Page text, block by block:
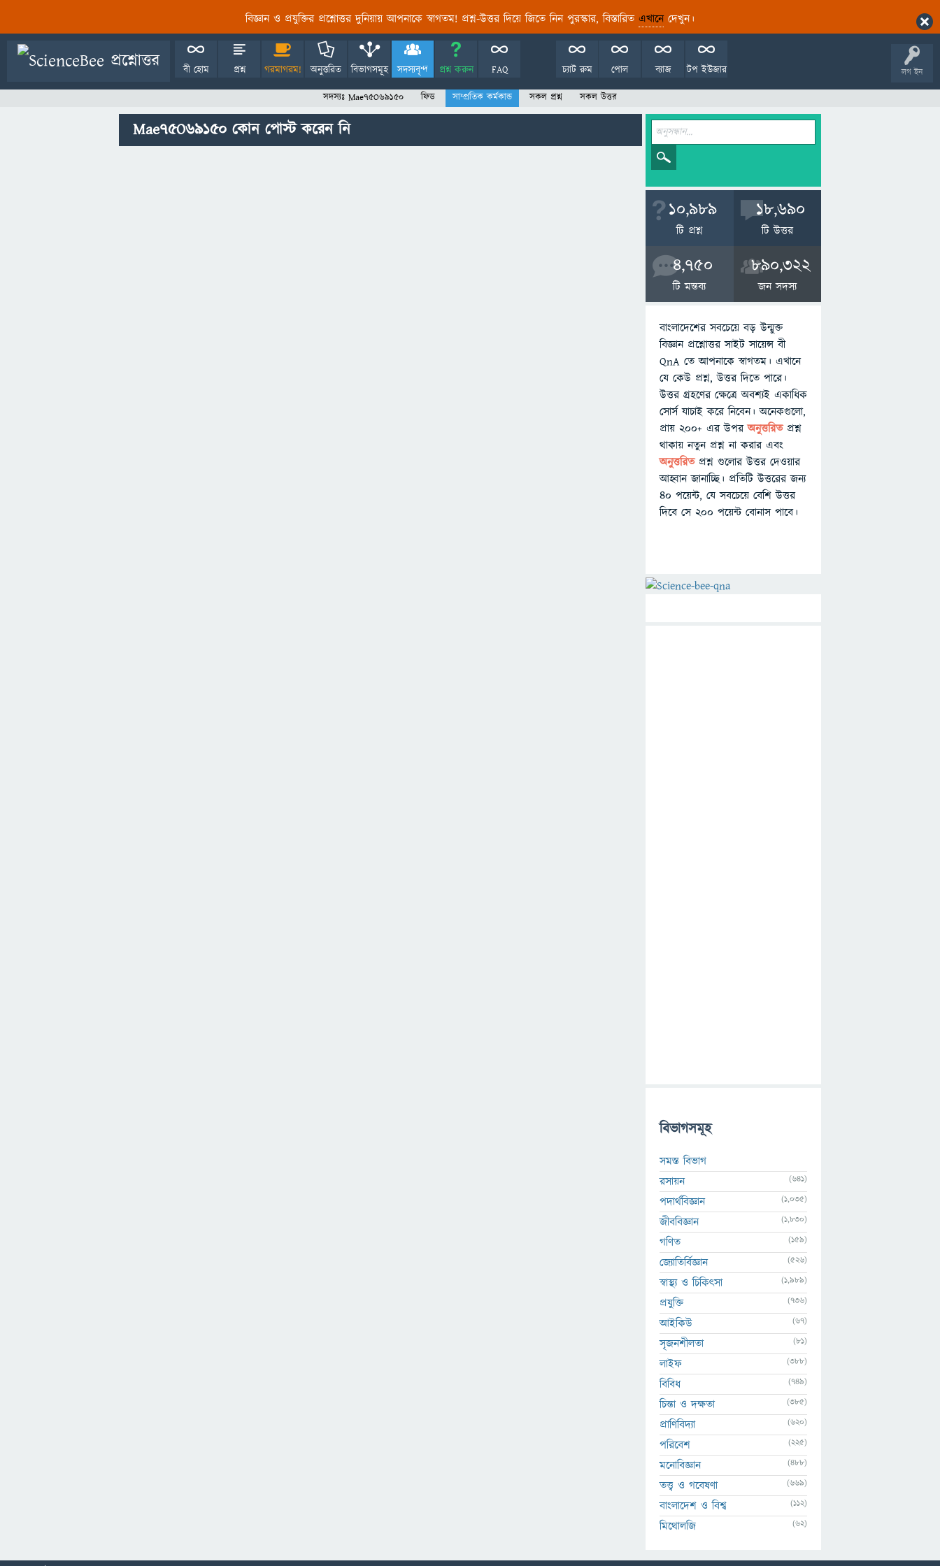
বিজ্ঞান ও প্রযুক্তির প্রশ্নোত্তর দুনিয়ায় আপনাকে স্বাগতম! প্রশ্ন-উত্তর দিয়ে জিতে নিন পুরস্কার, বিস্তারিত এখানেদেখুন।
লগ ইন
বী হোম প্রশ্ন গরমাগরম! অনুত্তরিত বিভাগসমূহ সদস্যবৃন্দ প্রশ্ন করুন FAQ টপ ইউজার
ব্যাজ
পোল
চ্যাট রুম
সদস্যঃ Mae75O69150 ফিড সাম্প্রতিক কর্মকান্ড সকল প্রশ্ন সকল উত্তর
Mae75O69150 কোন পোস্ট করেন নি
10,989
টি প্রশ্ন
18,690
টি উত্তর
4,750
টি মন্তব্য
890,322
জন সদস্য
বাংলাদেশের সবচেয়ে বড় উন্মুক্ত
বিজ্ঞান প্রশ্নোত্তর সাইট সায়েন্স বী
QnA তে আপনাকে স্বাগতম। এখানে
যে কেউ প্রশ্ন, উত্তর দিতে পারে।
উত্তর গ্রহণের ক্ষেত্রে অবশ্যই একাধিক
সোর্স যাচাই করে নিবেন। অনেকগুলো,
প্রায় ২০০+ এর উপরঅনুত্তরিতপ্রশ্ন
থাকায় নতুন প্রশ্ন না করার এবং
অনুত্তরিত প্রশ্ন গুলোর উত্তর দেওয়ার
আহ্বান জানাচ্ছি। প্রতিটি উত্তরের জন্য
৪০ পয়েন্ট, যে সবচেয়ে বেশি উত্তর
দিবে সে ২০০ পয়েন্ট বোনাস পাবে।
বিভাগসমূহ
সমস্ত বিভাগ
রসায়ন
(641)
পদার্থবিজ্ঞান (1,035)
জীববিজ্ঞান (1,830)
গণিত (159)
জ্যোতির্বিজ্ঞান (526)
স্বাস্থ্য ও চিকিৎসা (1,989)
প্রযুক্তি (736)
আইকিউ (67)
সৃজনশীলতা (81)
লাইফ (388)
বিবিধ (749)
চিন্তা ও দক্ষতা (385)
প্রাণিবিদ্যা (620)
পরিবেশ (225)
মনোবিজ্ঞান (488)
তত্ত্ব ও গবেষণা (669)
বাংলাদেশ ও বিশ্ব (112)
মিথোলজি (62)